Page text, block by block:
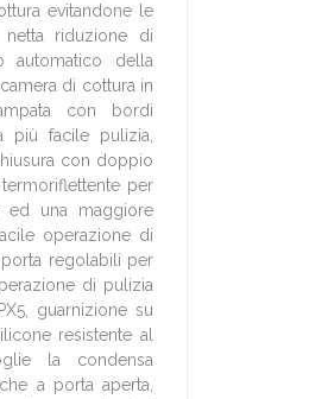
evitandone le
riduzione di
della
di cottura in
con bordi
più facile pulizia,
con doppio
per
ed una maggiore
operazione di
regolabili per
di pulizia
guarnizione su
resistente al
la condensa
a porta aperta,